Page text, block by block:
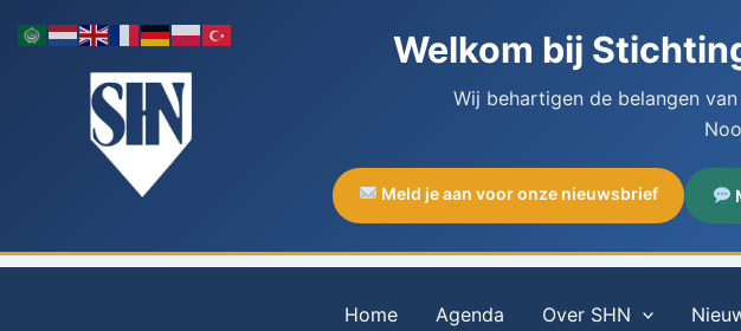
naar
Welkom bij
Wij behartigen de belangen
Meld je aan voor onze nieuwsbrief
Home Agenda Over SHN